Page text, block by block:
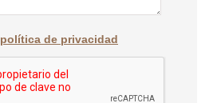
política de privacidad